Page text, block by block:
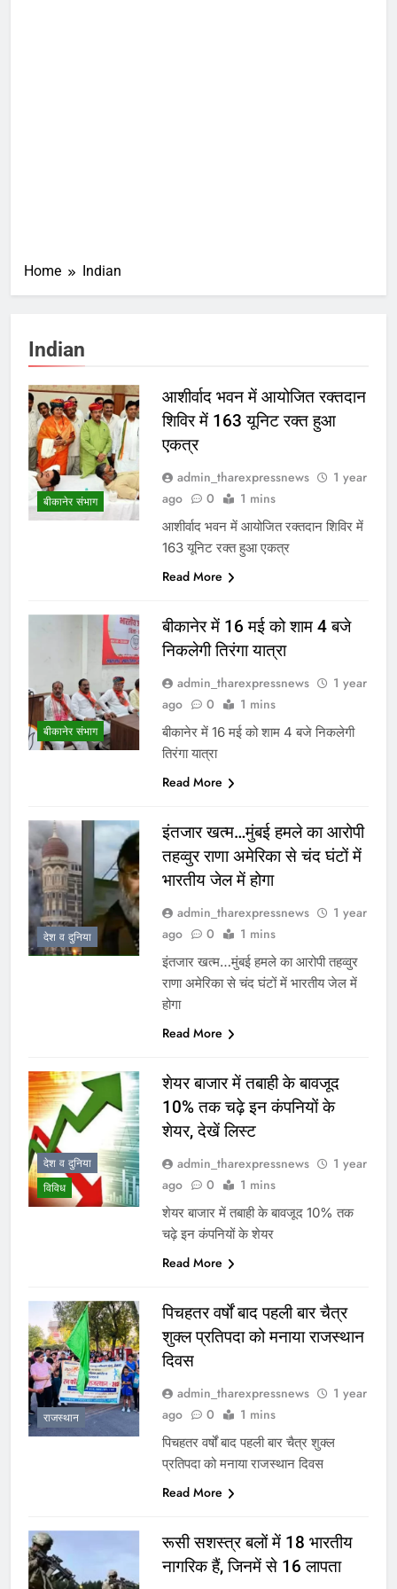
Home Indian
Indian
बीकानेर संभाग
आशीर्वाद भवन में आयोजित रक्तदान
शिविर में 163 यूनिट रक्त हुआ
एकत्र
admin_tharexpressnews
1 year
ago
0 1 mins
आशीर्वाद भवन में आयोजित रक्तदान शिविर में
163 यूनिट रक्त हुआ एकत्र
Read More
बीकानेर संभाग
बीकानेर में 16 मई को शाम 4 बजे
निकलेगी तिरंगा यात्रा
admin_tharexpressnews
1 year
ago
0 1 mins
बीकानेर में 16 मई को शाम 4 बजे निकलेगी
तिरंगा यात्रा
Read More
देश व दुनिया
इंतजार खत्म…मुंबई हमले का आरोपी
तहव्वुर राणा अमेरिका से चंद घंटों में
भारतीय जेल में होगा
admin_tharexpressnews
1 year
ago
0 1 mins
इंतजार खत्म…मुंबई हमले का आरोपी तहव्वुर
राणा अमेरिका से चंद घंटों में भारतीय जेल में
होगा
Read More
देश व दुनिया
विविध
शेयर बाजार में तबाही के बावजूद
10% तक चढ़े इन कंपनियों के
शेयर, देखें लिस्ट
admin_tharexpressnews
1 year
ago
0 1 mins
शेयर बाजार में तबाही के बावजूद 10% तक
चढ़े इन कंपनियों के शेयर
Read More
राजस्थान
पिचहतर वर्षों बाद पहली बार चैत्र
शुक्ल प्रतिपदा को मनाया राजस्थान
दिवस
admin_tharexpressnews
1 year
ago
0 1 mins
पिचहतर वर्षों बाद पहली बार चैत्र शुक्ल
प्रतिपदा को मनाया राजस्थान दिवस
Read More
रूसी सशस्त्र बलों में 18 भारतीय
नागरिक हैं, जिनमें से 16 लापता